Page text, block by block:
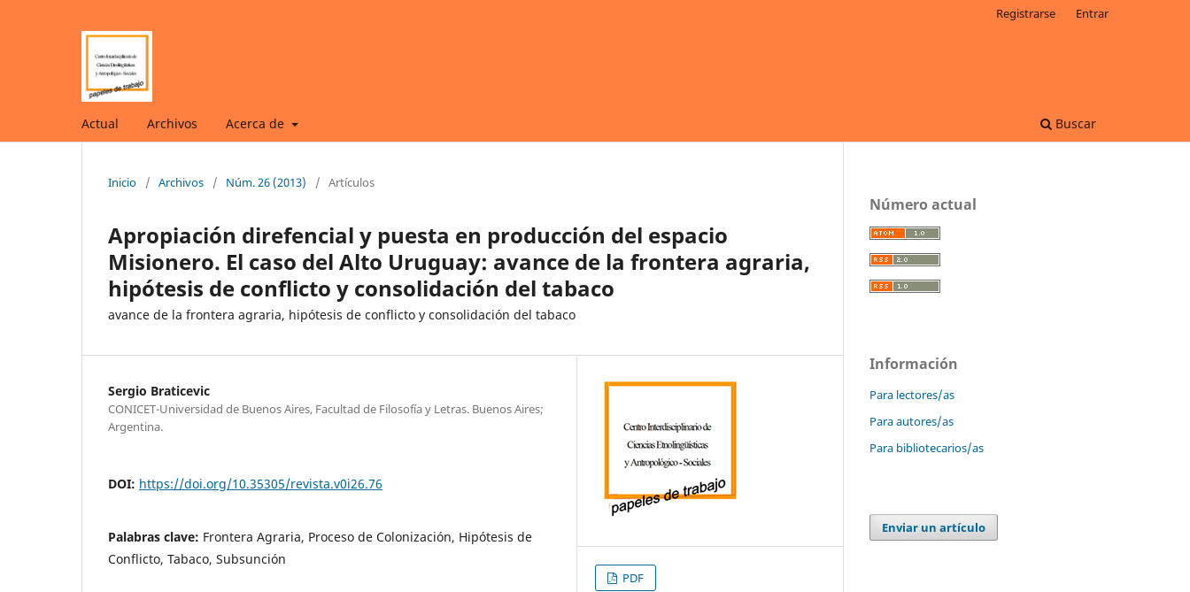
Actual Archivos Acerca de Buscar
Registrarse Entrar
Inicio / Archivos / Núm. 26 (2013) / Artículos
Apropiación direfencial y puesta en producción del espacio
Misionero. El caso del Alto Uruguay: avance de la frontera agraria,
hipótesis de conflicto y consolidación del tabaco
avance de la frontera agraria, hipótesis de conflicto y consolidación del tabaco
Sergio Braticevic
CONICET-Universidad de Buenos Aires, Facultad de Filosofía y Letras. Buenos Aires;
Argentina.
DOI: https://doi.org/10.35305/revista.v0i26.76
Palabras clave: Frontera Agraria, Proceso de Colonización, Hipótesis de
Conflicto, Tabaco, Subsunción
PDF
Número actual
Información
Para lectores/as
Para autores/as
Para bibliotecarios/as
Enviar un artículo